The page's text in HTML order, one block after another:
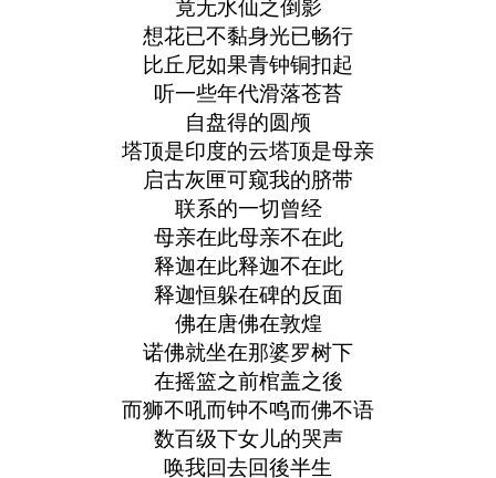
竟无水仙之倒影
想花已不黏身光已畅行
比丘尼如果青钟铜扣起
听一些年代滑落苍苔
自盘得的圆颅
塔顶是印度的云塔顶是母亲
启古灰匣可窥我的脐带
联系的一切曾经
母亲在此母亲不在此
释迦在此释迦不在此
释迦恒躲在碑的反面
佛在唐佛在敦煌
诺佛就坐在那婆罗树下
在摇篮之前棺盖之後
而狮不吼而钟不鸣而佛不语
数百级下女儿的哭声
唤我回去回後半生